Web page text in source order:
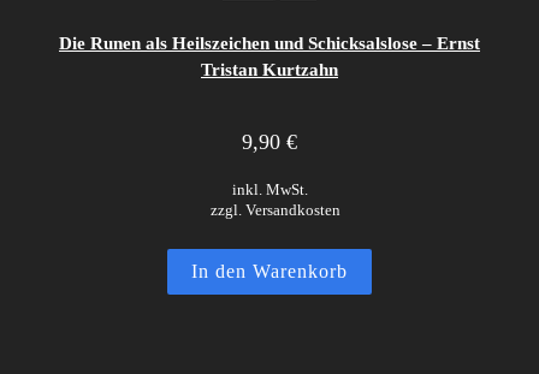
Die Runen als Heilszeichen und Schicksalslose – Ernst
Tristan Kurtzahn
9,90 €
inkl. MwSt.
zzgl. Versandkosten
In den Warenkorb